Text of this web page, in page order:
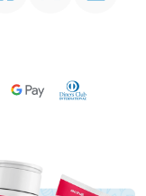
Google PayDiners Club